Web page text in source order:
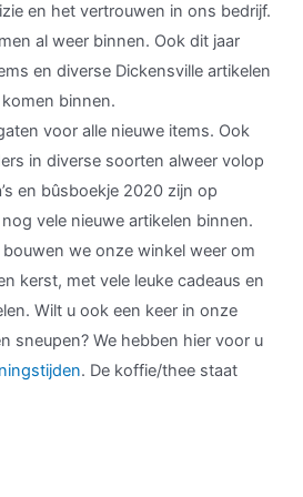
en het vertrouwen in ons bedrijf.
al weer binnen. Ook dit jaar
en diverse Dickensville artikelen
binnen.
voor alle nieuwe items. Ook
in diverse soorten alweer volop
en bûsboekje 2020 zijn op
vele nieuwe artikelen binnen.
we onze winkel weer om
kerst, met vele leuke cadeaus en
Wilt u ook een keer in onze
sneupen? We hebben hier voor u
. De koffie/thee staat